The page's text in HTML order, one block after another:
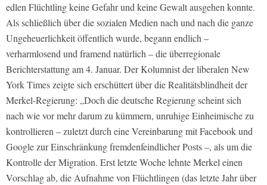
edlen Flüchtling keine Gefahr und keine Gewalt ausgehen konnte.
Als schließlich über die sozialen Medien nach und nach die ganze
Ungeheuerlichkeit öffentlich wurde, begann endlich –
verharmlosend und framend natürlich – die überregionale
Berichterstattung am 4. Januar. Der Kolumnist der liberalen New
York Times zeigte sich erschüttert über die Realitätsblindheit der
Merkel-Regierung: „Doch die deutsche Regierung scheint sich
nach wie vor mehr darum zu kümmern, unruhige Einheimische zu
kontrollieren – zuletzt durch eine Vereinbarung mit Facebook und
Google zur Einschränkung fremdenfeindlicher Posts –, als um die
Kontrolle der Migration. Erst letzte Woche lehnte Merkel einen
Vorschlag ab, die Aufnahme von Flüchtlingen (das letzte Jahr über